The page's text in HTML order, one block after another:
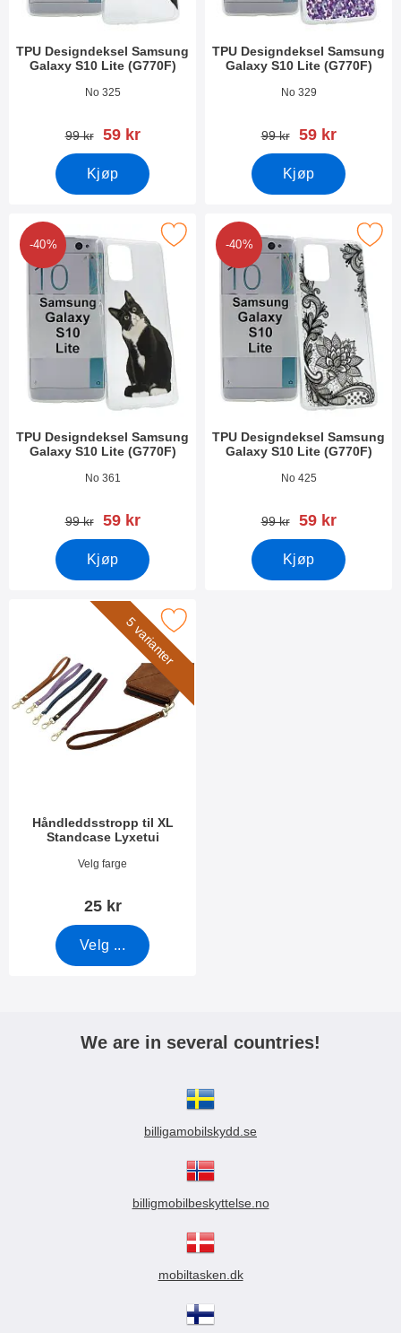
TPU Designdeksel Samsung
Galaxy S10 Lite (G770F)
Varenummer 35256
No 325
gammel pris
99 kr ny pris
59 kr
Kjøp
TPU Designdeksel Samsung
Galaxy S10 Lite (G770F)
Varenummer 35255
No 329
gammel pris
99 kr ny pris
59 kr
Kjøp
-40%
TPU Designdeksel Samsung
Galaxy S10 Lite (G770F)
Varenummer 35252
No 361
gammel pris
99 kr ny pris
59 kr
Kjøp
Designdeksel Samsung Galaxy S10 Lite (G770F) som favoritt
-40%
TPU Designdeksel Samsung
Galaxy S10 Lite (G770F)
Varenummer 35115
No 425
gammel pris
99 kr ny pris
59 kr
Kjøp
Merk tPU Designdeksel Samsung
5 varianter
Håndleddsstropp til XL
Standcase Lyxetui
Varenummer 50276
Velg farge
25 kr
Velg ...
håndleddsstropp til XL Standcase Lyxetui som favoritt
We are in several countries!
billigamobilskydd.se
billigmobilbeskyttelse.no
mobiltasken.dk